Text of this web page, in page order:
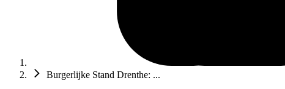
Burgerlijke Stand Drenthe: ...